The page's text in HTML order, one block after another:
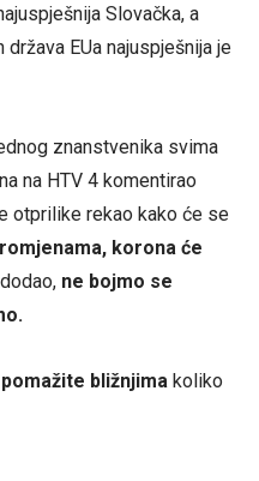
Slovačka, a
EUa najuspješnija je
znanstvenika svima
na HTV 4 komentirao
otprilike rekao kako će se
korona će
ne bojmo se
pomažite bližnjima koliko